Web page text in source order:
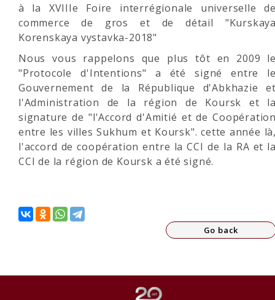
à la XVIIIe Foire interrégionale universelle
commerce de gros et de détail
Korenskaya vystavka-2018"
Nous vous rappelons que plus tôt en 2009
"Protocole d'Intentions" a été signé entre
Gouvernement de la République d'Abkhazie
l'Administration de la région de Koursk et
signature de "l'Accord d'Amitié et de
entre les villes Sukhum et Koursk". cette année
l'accord de coopération entre la CCI de la RA et
CCI de la région de Koursk a été signé.
Go back